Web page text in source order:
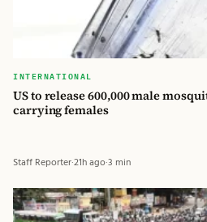
INTERNATIONAL
US to release 600,000 male
carrying females
Staff Reporter·21h ago·3 min